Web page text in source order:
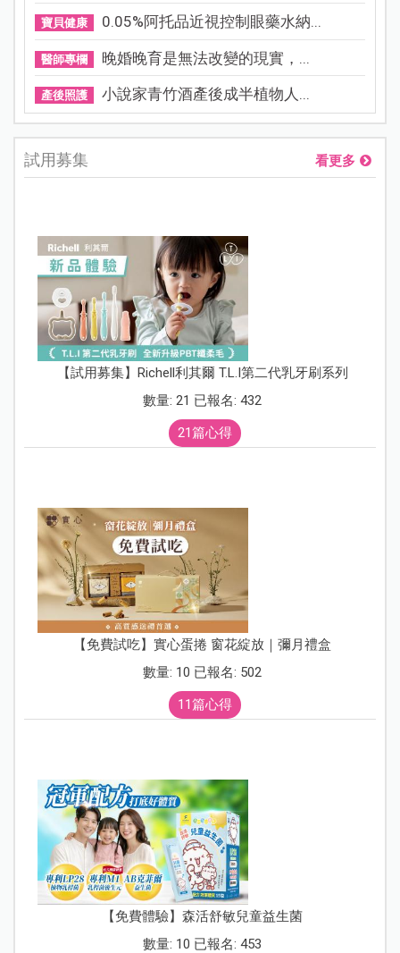
寶貝健康 0.05%阿托品近視控制眼藥水納...
醫師專欄 晚婚晚育是無法改變的現實，...
產後照護 小說家青竹酒產後成半植物人...
試用募集 看更多
【試用募集】Richell利其爾 T.L.I第二代乳牙刷系列
數量: 21 已報名: 432
21篇心得
【免費試吃】實心蛋捲 窗花綻放｜彌月禮盒
數量: 10 已報名: 502
11篇心得
【免費體驗】森活舒敏兒童益生菌
數量: 10 已報名: 453